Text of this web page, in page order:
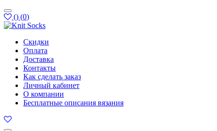
() (0)
Скидки
Оплата
Доставка
Контакты
Как сделать заказ
Личный кабинет
О компании
Бесплатные описания вязания